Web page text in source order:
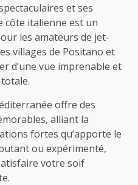
et ses
côte italienne est un
les amateurs de jet-
villages de Positano et
d’une vue imprenable et
offre des
alliant la
fortes qu’apporte le
ou expérimenté,
votre soif